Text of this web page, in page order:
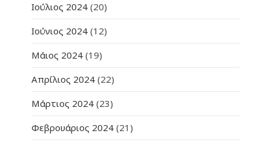
Ιούλιος 2024 (20)
Ιούνιος 2024 (12)
Μάιος 2024 (19)
Απρίλιος 2024 (22)
Μάρτιος 2024 (23)
Φεβρουάριος 2024 (21)